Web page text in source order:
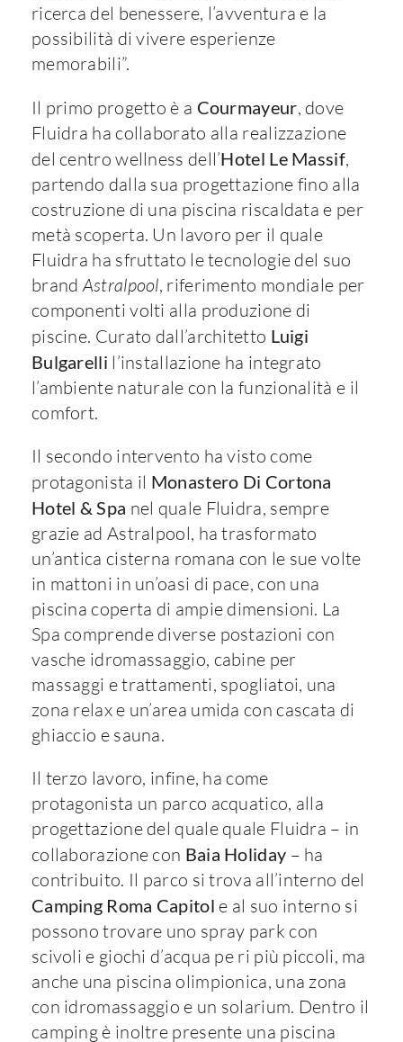
ricerca del benessere, l’avventura e la
possibilità di vivere esperienze
memorabili”.
Il primo progetto è a Courmayeur, dove
Fluidra ha collaborato alla realizzazione
del centro wellness dell’Hotel Le Massif,
partendo dalla sua progettazione fino alla
costruzione di una piscina riscaldata e per
metà scoperta. Un lavoro per il quale
Fluidra ha sfruttato le tecnologie del suo
brand Astralpool, riferimento mondiale per
componenti volti alla produzione di
piscine. Curato dall’architetto Luigi
Bulgarelli l’installazione ha integrato
l’ambiente naturale con la funzionalità e il
comfort.
Il secondo intervento ha visto come
protagonista il Monastero Di Cortona
Hotel & Spa nel quale Fluidra, sempre
grazie ad Astralpool, ha trasformato
un’antica cisterna romana con le sue volte
in mattoni in un’oasi di pace, con una
piscina coperta di ampie dimensioni. La
Spa comprende diverse postazioni con
vasche idromassaggio, cabine per
massaggi e trattamenti, spogliatoi, una
zona relax e un’area umida con cascata di
ghiaccio e sauna.
Il terzo lavoro, infine, ha come
protagonista un parco acquatico, alla
progettazione del quale quale Fluidra – in
collaborazione con Baia Holiday – ha
contribuito. Il parco si trova all’interno del
Camping Roma Capitol e al suo interno si
possono trovare uno spray park con
scivoli e giochi d’acqua pe ri più piccoli, ma
anche una piscina olimpionica, una zona
con idromassaggio e un solarium. Dentro il
camping è inoltre presente una piscina